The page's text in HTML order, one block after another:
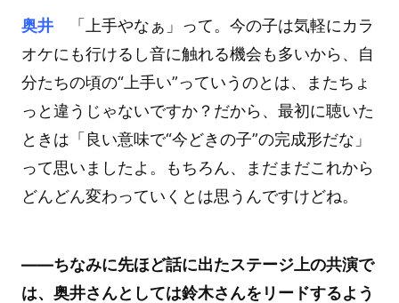
奥井「上手やなぁ」って。今の子は気軽にカラ
オケにも行けるし音に触れる機会も多いから、自
分たちの頃の“上手い”っていうのとは、またちょ
っと違うじゃないですか？だから、最初に聴いた
ときは「良い意味で“今どきの子”の完成形だな」
って思いましたよ。もちろん、まだまだこれから
どんどん変わっていくとは思うんですけどね。
――ちなみに先ほど話に出たステージ上の共演で
は、奥井さんとしては鈴木さんをリードするよう